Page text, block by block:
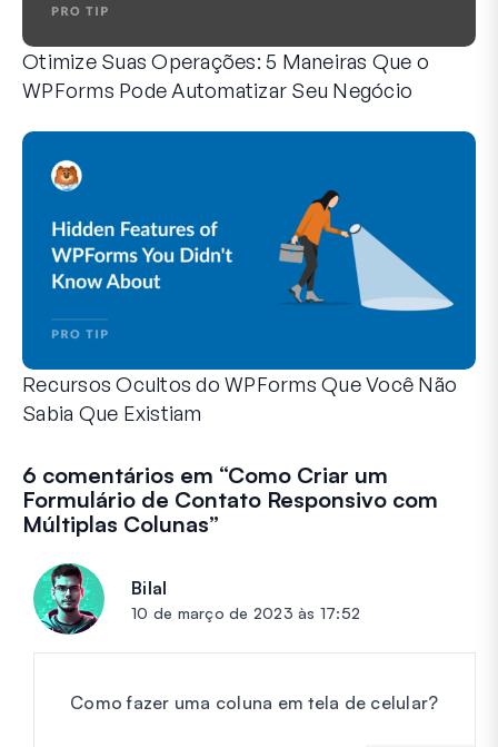
Otimize Suas Operações: 5 Maneiras Que o
WPForms Pode Automatizar Seu Negócio
Recursos Ocultos do WPForms Que Você Não
Sabia Que Existiam
6 comentários em “Como Criar um
Formulário de Contato Responsivo com
Múltiplas Colunas”
Bilal
10 de março de 2023 às 17:52
Como fazer uma coluna em tela de celular?